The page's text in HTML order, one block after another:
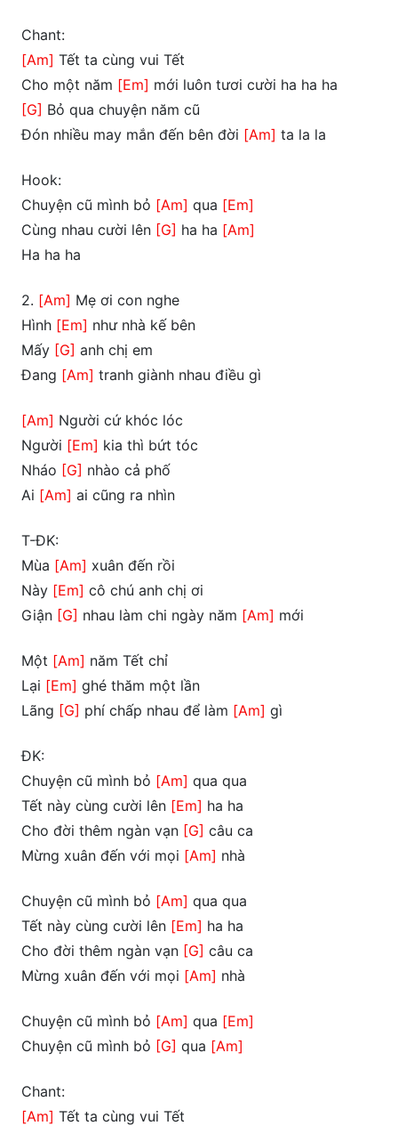
Chant:
[Am] Tết ta cùng vui Tết
Cho một năm [Em] mới luôn tươi cười ha ha ha
[G] Bỏ qua chuyện năm cũ
Đón nhiều may mắn đến bên đời [Am] ta la la
Hook:
Chuyện cũ mình bỏ [Am] qua [Em]
Cùng nhau cười lên [G] ha ha [Am]
Ha ha ha
2. [Am] Mẹ ơi con nghe
Hình [Em] như nhà kế bên
Mấy [G] anh chị em
Đang [Am] tranh giành nhau điều gì
[Am] Người cứ khóc lóc
Người [Em] kia thì bứt tóc
Nháo [G] nhào cả phố
Ai [Am] ai cũng ra nhìn
T-ĐK:
Mùa [Am] xuân đến rồi
Này [Em] cô chú anh chị ơi
Giận [G] nhau làm chi ngày năm [Am] mới
Một [Am] năm Tết chỉ
Lại [Em] ghé thăm một lần
Lãng [G] phí chấp nhau để làm [Am] gì
ĐK:
Chuyện cũ mình bỏ [Am] qua qua
Tết này cùng cười lên [Em] ha ha
Cho đời thêm ngàn vạn [G] câu ca
Mừng xuân đến với mọi [Am] nhà
Chuyện cũ mình bỏ [Am] qua qua
Tết này cùng cười lên [Em] ha ha
Cho đời thêm ngàn vạn [G] câu ca
Mừng xuân đến với mọi [Am] nhà
Chuyện cũ mình bỏ [Am] qua [Em]
Chuyện cũ mình bỏ [G] qua [Am]
Chant:
[Am] Tết ta cùng vui Tết